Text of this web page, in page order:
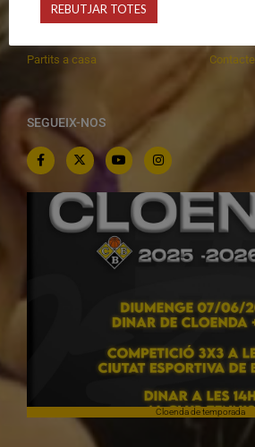
Altres equips
Partits a casa
Contacte
SEGUEIX-NOS
Cloenda de temporada
REBUTJAR TOTES